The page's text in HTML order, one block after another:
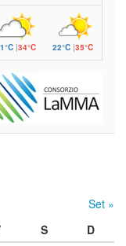
|34°C 22°C |35°C
Set »
S
D